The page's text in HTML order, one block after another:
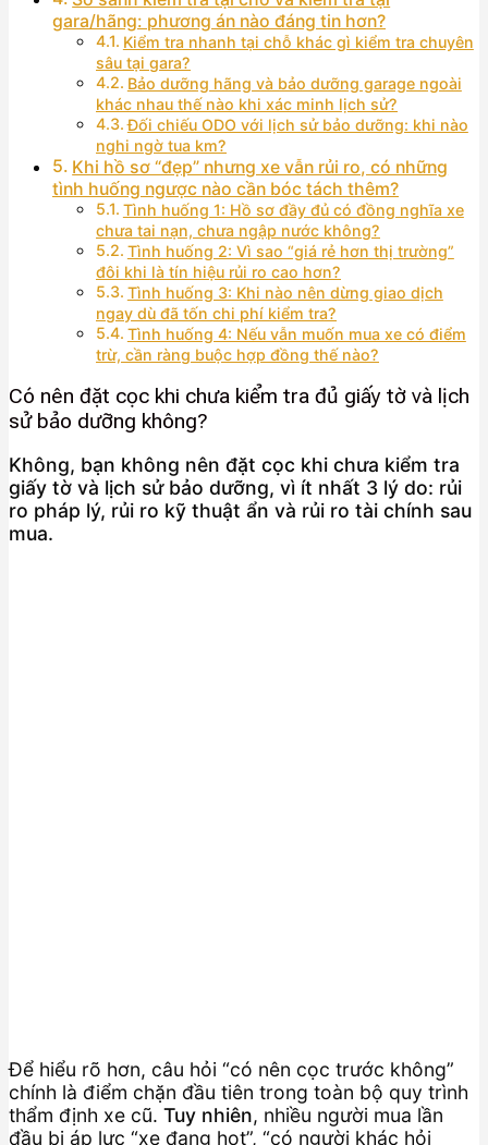
gara/hãng: phương án nào đáng tin hơn?
Kiểm tra nhanh tại chỗ khác gì kiểm tra chuyên
sâu tại gara?
Bảo dưỡng hãng và bảo dưỡng garage ngoài
khác nhau thế nào khi xác minh lịch sử?
Đối chiếu ODO với lịch sử bảo dưỡng: khi nào
nghi ngờ tua km?
Khi hồ sơ “đẹp” nhưng xe vẫn rủi ro, có những
tình huống ngược nào cần bóc tách thêm?
Tình huống 1: Hồ sơ đầy đủ có đồng nghĩa xe
chưa tai nạn, chưa ngập nước không?
Tình huống 2: Vì sao “giá rẻ hơn thị trường”
đôi khi là tín hiệu rủi ro cao hơn?
Tình huống 3: Khi nào nên dừng giao dịch
ngay dù đã tốn chi phí kiểm tra?
Tình huống 4: Nếu vẫn muốn mua xe có điểm
trừ, cần ràng buộc hợp đồng thế nào?
Có nên đặt cọc khi chưa kiểm tra đủ giấy tờ và lịch
sử bảo dưỡng không?
Không, bạn không nên đặt cọc khi chưa kiểm tra
giấy tờ và lịch sử bảo dưỡng, vì ít nhất 3 lý do: rủi
ro pháp lý, rủi ro kỹ thuật ẩn và rủi ro tài chính sau
mua.
Để hiểu rõ hơn, câu hỏi “có nên cọc trước không”
chính là điểm chặn đầu tiên trong toàn bộ quy trình
thẩm định xe cũ. Tuy nhiên, nhiều người mua lần
đầu bị áp lực “xe đang hot”, “có người khác hỏi